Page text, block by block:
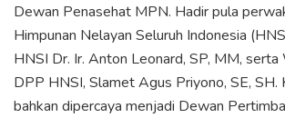
Dewan Penasehat MPN. Hadir pula
Himpunan Nelayan Seluruh Indonesia
HNSI Dr. Ir. Anton Leonard, SP, MM,
DPP HNSI, Slamet Agus Priyono, SE, SH.
bahkan dipercaya menjadi Dewan